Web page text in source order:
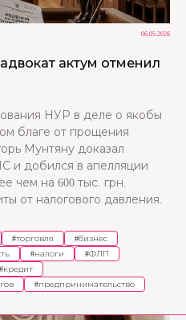
06.05.2026
актум отменил
НУР в деле о якобы
благе от прощения
Мунтяну доказал
и добился в апелляции
чем на 600 тыс. грн.
от налогового давления.
#торговля #бизнес
#налоги #ФЛП
#кредит
#предпринимательство